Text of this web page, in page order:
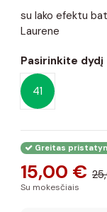
su lako efektu
Laurene
Pasirinkite dydį
41
Greitas
15,00 €
Su mokesčiais